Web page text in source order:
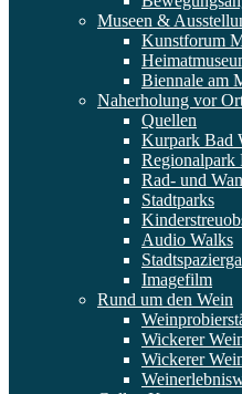
Museen &
Kunstforum
Biennale am
Naherholung vor
Quellen
Kurpark Bad
Regionalpark
Rad- und
Stadtparks
Audio Walks
Imagefilm
Rund um den Wein
Wickerer
Wickerer